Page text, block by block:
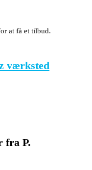
at få et tilbud.
værksted
fra P.